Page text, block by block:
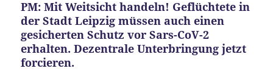
Vorheriger
Beitrag:
PM: Mit Weitsicht handeln! Geflüchtete in
der Stadt Leipzig müssen auch einen
gesicherten Schutz vor Sars-CoV-2
erhalten. Dezentrale Unterbringung jetzt
forcieren.